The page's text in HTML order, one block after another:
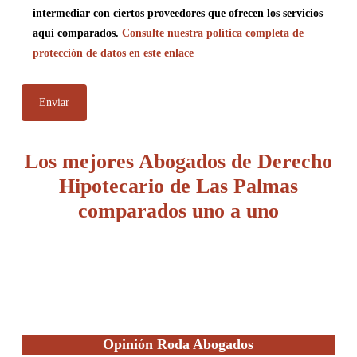
intermediar con ciertos proveedores que ofrecen los servicios
aquí comparados. Consulte nuestra política completa de
protección de datos en este enlace
Los mejores Abogados de Derecho
Hipotecario de Las Palmas
comparados uno a uno
Opinión Roda Abogados